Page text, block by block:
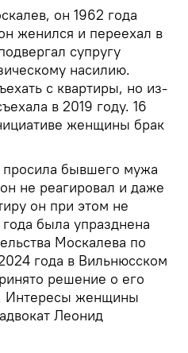
он 1962 года
женился и переехал в
супругу
насилию.
с квартиры, но из-
в 2019 году. 16
женщины брак
бывшего мужа
не реагировал и даже
он при этом не
была упразднена
Москалева по
года в Вильнюсском
решение о его
Интересы женщины
Леонид